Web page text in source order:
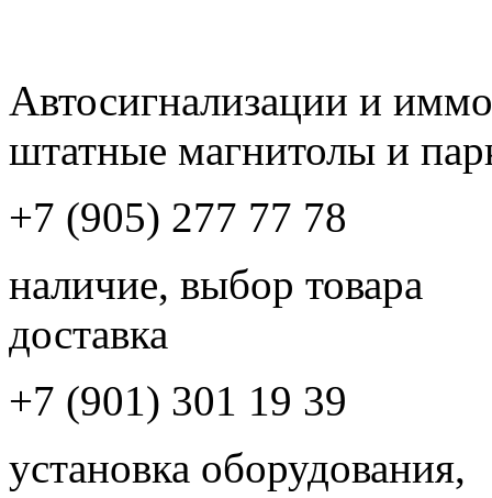
Автосигнализации и
штатные магнитолы и
+7 (905) 277 77 78
наличие, выбор товара
доставка
+7 (901) 301 19 39
установка оборудования,